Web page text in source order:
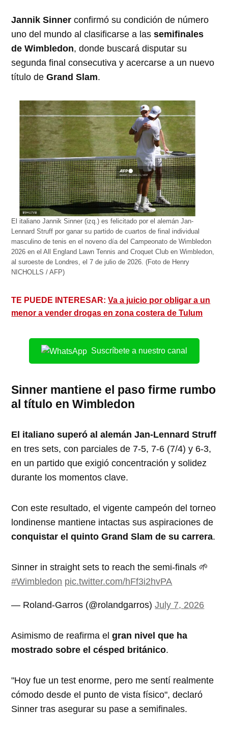
Jannik Sinner confirmó su condición de número
uno del mundo al clasificarse a lassemifinales
de Wimbledon, donde buscará disputar su
segunda final consecutiva y acercarse a un nuevo
título deGrand Slam.
El italiano Jannik Sinner (izq.) es felicitado por el alemán Jan-
Lennard Struff por ganar su partido de cuartos de final individual
masculino de tenis en el noveno día del Campeonato de Wimbledon
2026 en el All England Lawn Tennis and Croquet Club en Wimbledon,
al suroeste de Londres, el 7 de julio de 2026. (Foto de Henry
NICHOLLS / AFP)
TE PUEDE INTERESAR:Va a juicio por obligar a un
menor a vender drogas en zona costera de Tulum
Suscríbete a nuestro canal
Sinner mantiene el paso firme rumbo
al título en Wimbledon
El italiano superó al alemán Jan-Lennard Struff
en tres sets, con parciales de 7-5, 7-6 (7/4) y 6-3,
en un partido que exigió concentración y solidez
durante los momentos clave.
Con este resultado, el vigente campeón del torneo
londinense mantiene intactas sus aspiraciones de
conquistar el quinto Grand Slam de su carrera.
Sinner in straight sets to reach the semi-finals 🌱
#Wimbledon pic.twitter.com/hFf3i2hvPA
— Roland-Garros (@rolandgarros)July 7, 2026
Asimismo de reafirma el gran nivel que ha
mostrado sobre el césped británico.
"Hoy fue un test enorme, pero me sentí realmente
cómodo desde el punto de vista físico", declaró
Sinner tras asegurar su pase a semifinales.